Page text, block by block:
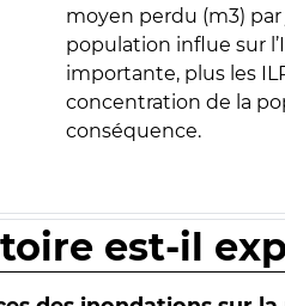
moyen perdu (m3)
population influe sur
importante, plus les
concentration de la
conséquence.
est-il